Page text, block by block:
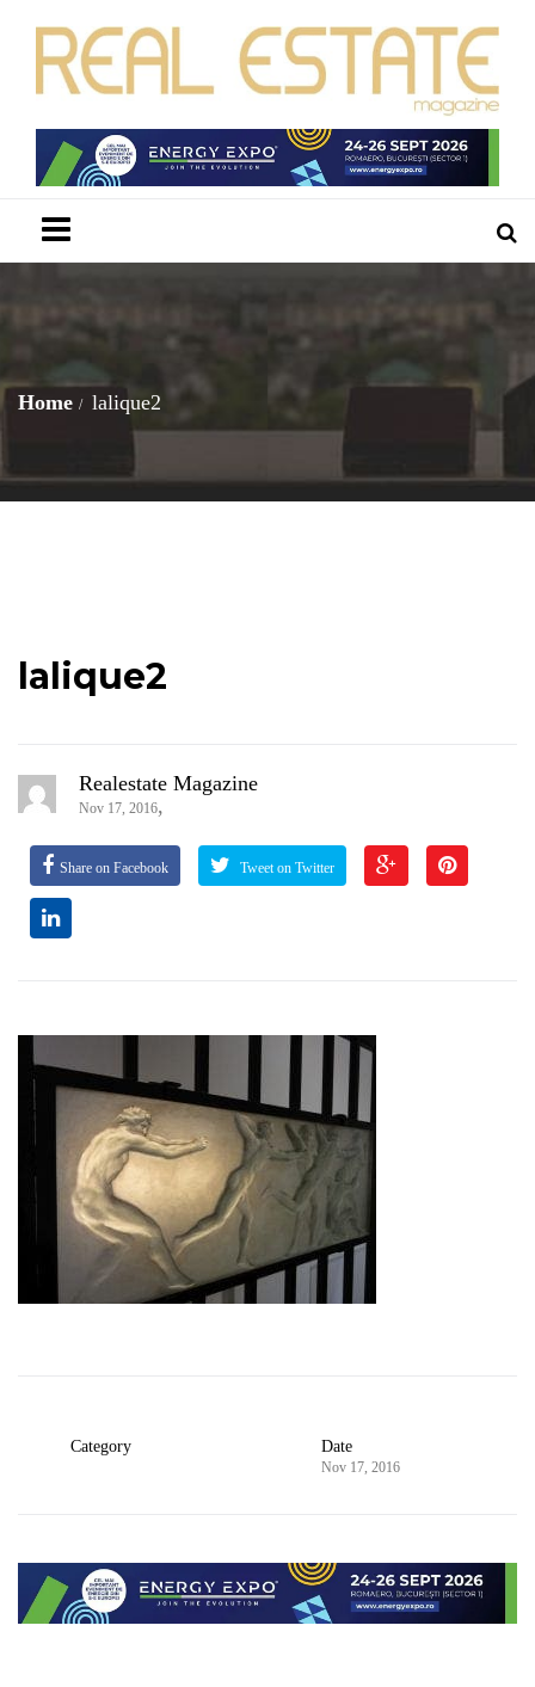
Home lalique2
lalique2
Realestate Magazine
Nov 17, 2016,
Share on Facebook Tweet on Twitter
Category Date
Nov 17, 2016